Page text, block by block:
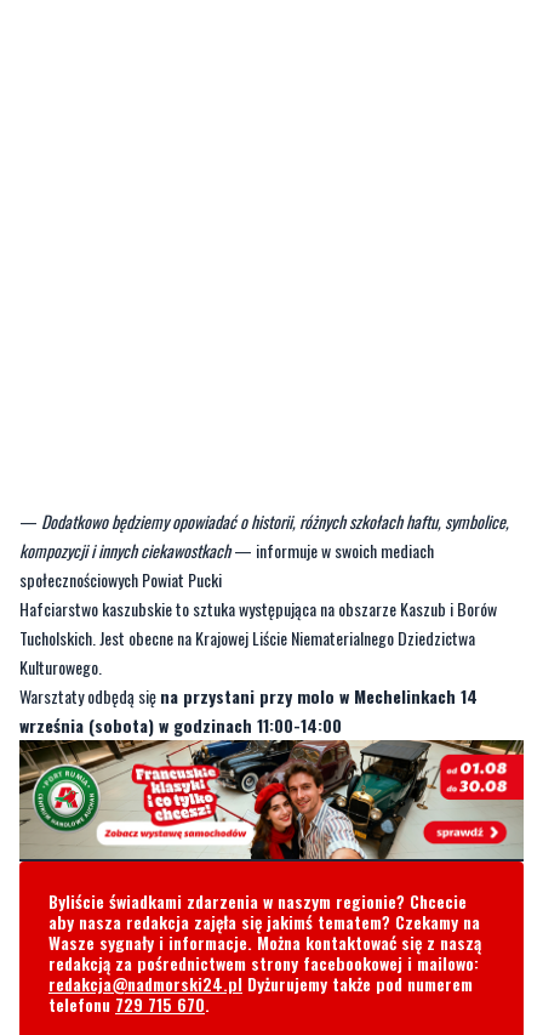
— Dodatkowo będziemy opowiadać o historii, różnych szkołach haftu, symbolice,
kompozycji i innych ciekawostkach— informuje w swoich mediach
społecznościowych Powiat Pucki
Hafciarstwo kaszubskie to sztuka występująca na obszarze Kaszub i Borów
Tucholskich. Jest obecne na Krajowej Liście Niematerialnego Dziedzictwa
Kulturowego.
Warsztaty odbędą sięna przystani przy molo w Mechelinkach 14
września (sobota) w godzinach 11:00-14:00
Byliście świadkami zdarzenia w naszym regionie? Chcecie
aby nasza redakcja zajęła się jakimś tematem? Czekamy na
Wasze sygnały i informacje. Można kontaktować się z naszą
redakcją za pośrednictwem strony facebookowej i mailowo:
redakcja@nadmorski24.pl Dyżurujemy także pod numerem
telefonu 729 715 670.